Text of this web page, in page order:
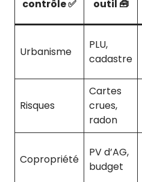
contrôle ✅ outil 🧰
Urbanisme
PLU,
cadastre
Risques
Cartes
crues,
radon
Copropriété
PV d’AG,
budget